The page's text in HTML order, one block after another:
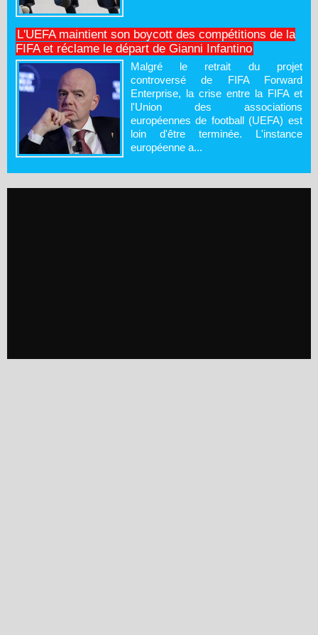
L'UEFA maintient son boycott des compétitions de la
FIFA et réclame le départ de Gianni Infantino
Malgré le retrait du projet
controversé de FIFA Forward
Enterprise, la crise entre la FIFA et
l'Union des associations
européennes de football (UEFA) est
loin d'être terminée. L'instance
européenne a...